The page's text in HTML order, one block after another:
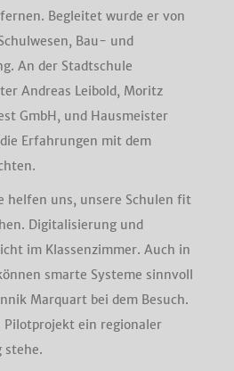
Begleitet wurde er von
Bau- und
An der Stadtschule
Andreas Leibold, Moritz
GmbH, und Hausmeister
Erfahrungen mit dem
helfen uns, unsere Schulen fit
Digitalisierung und
im Klassenzimmer. Auch in
smarte Systeme sinnvoll
Marquart bei dem Besuch.
Pilotprojekt ein regionaler
stehe.